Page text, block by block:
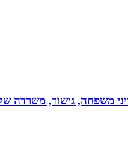
דיני משפחה, גישור,